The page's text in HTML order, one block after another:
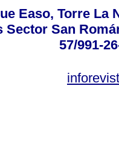
Easo, Torre La
Sector San
57/991-